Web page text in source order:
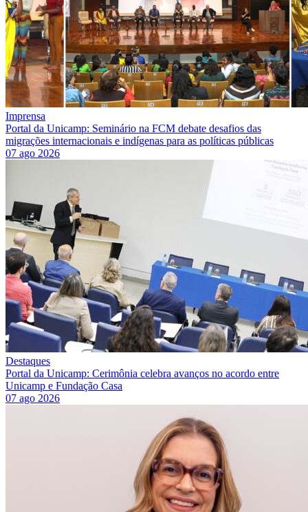
Imprensa
Portal da Unicamp: Seminário na FCM debate desafios das
migrações internacionais e indígenas para as políticas públicas
07 ago 2026
Destaques
Portal da Unicamp: Cerimônia celebra avanços no acordo entre
Unicamp e Fundação Casa
07 ago 2026